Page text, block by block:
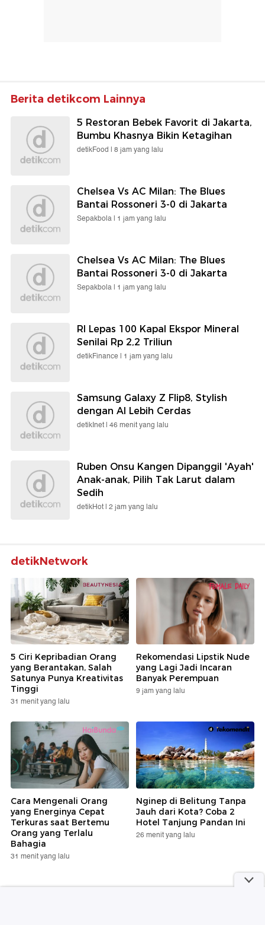
Berita detikcom Lainnya
5 Restoran Bebek Favorit di Jakarta,
Bumbu Khasnya Bikin Ketagihan
detikFood | 8 jam yang lalu
Chelsea Vs AC Milan: The Blues
Bantai Rossoneri 3-0 di Jakarta
Sepakbola | 1 jam yang lalu
Chelsea Vs AC Milan: The Blues
Bantai Rossoneri 3-0 di Jakarta
Sepakbola | 1 jam yang lalu
RI Lepas 100 Kapal Ekspor Mineral
Senilai Rp 2,2 Triliun
detikFinance | 1 jam yang lalu
Samsung Galaxy Z Flip8, Stylish
dengan AI Lebih Cerdas
detikInet | 46 menit yang lalu
Ruben Onsu Kangen Dipanggil 'Ayah'
Anak-anak, Pilih Tak Larut dalam
Sedih
detikHot | 2 jam yang lalu
detikNetwork
5 Ciri Kepribadian Orang
yang Berantakan, Salah
Satunya Punya Kreativitas
Tinggi
31 menit yang lalu
Rekomendasi Lipstik Nude
yang Lagi Jadi Incaran
Banyak Perempuan
9 jam yang lalu
Cara Mengenali Orang
yang Energinya Cepat
Terkuras saat Bertemu
Orang yang Terlalu
Bahagia
31 menit yang lalu
Nginep di Belitung Tanpa
Jauh dari Kota? Coba 2
Hotel Tanjung Pandan Ini
26 menit yang lalu